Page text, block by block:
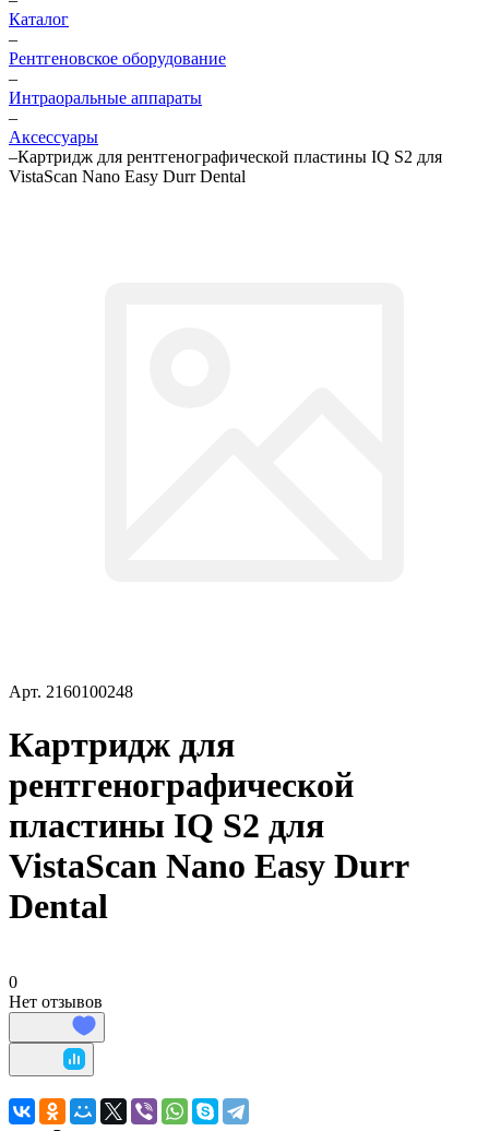
Каталог
–
Рентгеновское оборудование
–
Интраоральные аппараты
–
Аксессуары
–Картридж для рентгенографической пластины IQ S2 для
VistaScan Nano Easy Durr Dental
Арт. 2160100248
Картридж для
рентгенографической
пластины IQ S2 для
VistaScan Nano Easy Durr
Dental
0
Нет отзывов